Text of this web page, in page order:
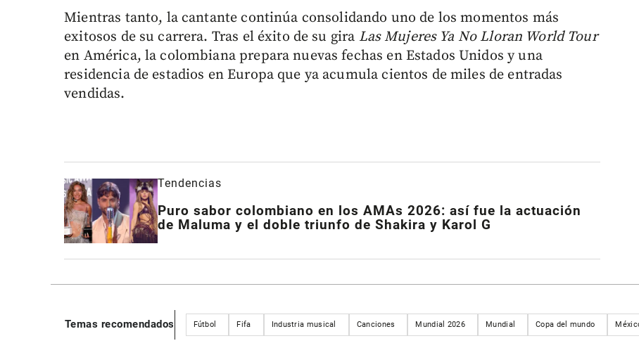
Mientras tanto, la cantante continúa consolidando uno de los momentos más
exitosos de su carrera. Tras el éxito de su gira Las Mujeres Ya No Lloran World Tour
en América, la colombiana prepara nuevas fechas en Estados Unidos y una
residencia de estadios en Europa que ya acumula cientos de miles de entradas
vendidas.
Tendencias
Puro sabor colombiano en los AMAs 2026: así fue la actuación
de Maluma y el doble triunfo de Shakira y Karol G
Temas recomendados Fútbol Fifa Industria musical Canciones Mundial 2026 Mundial Copa del mundo